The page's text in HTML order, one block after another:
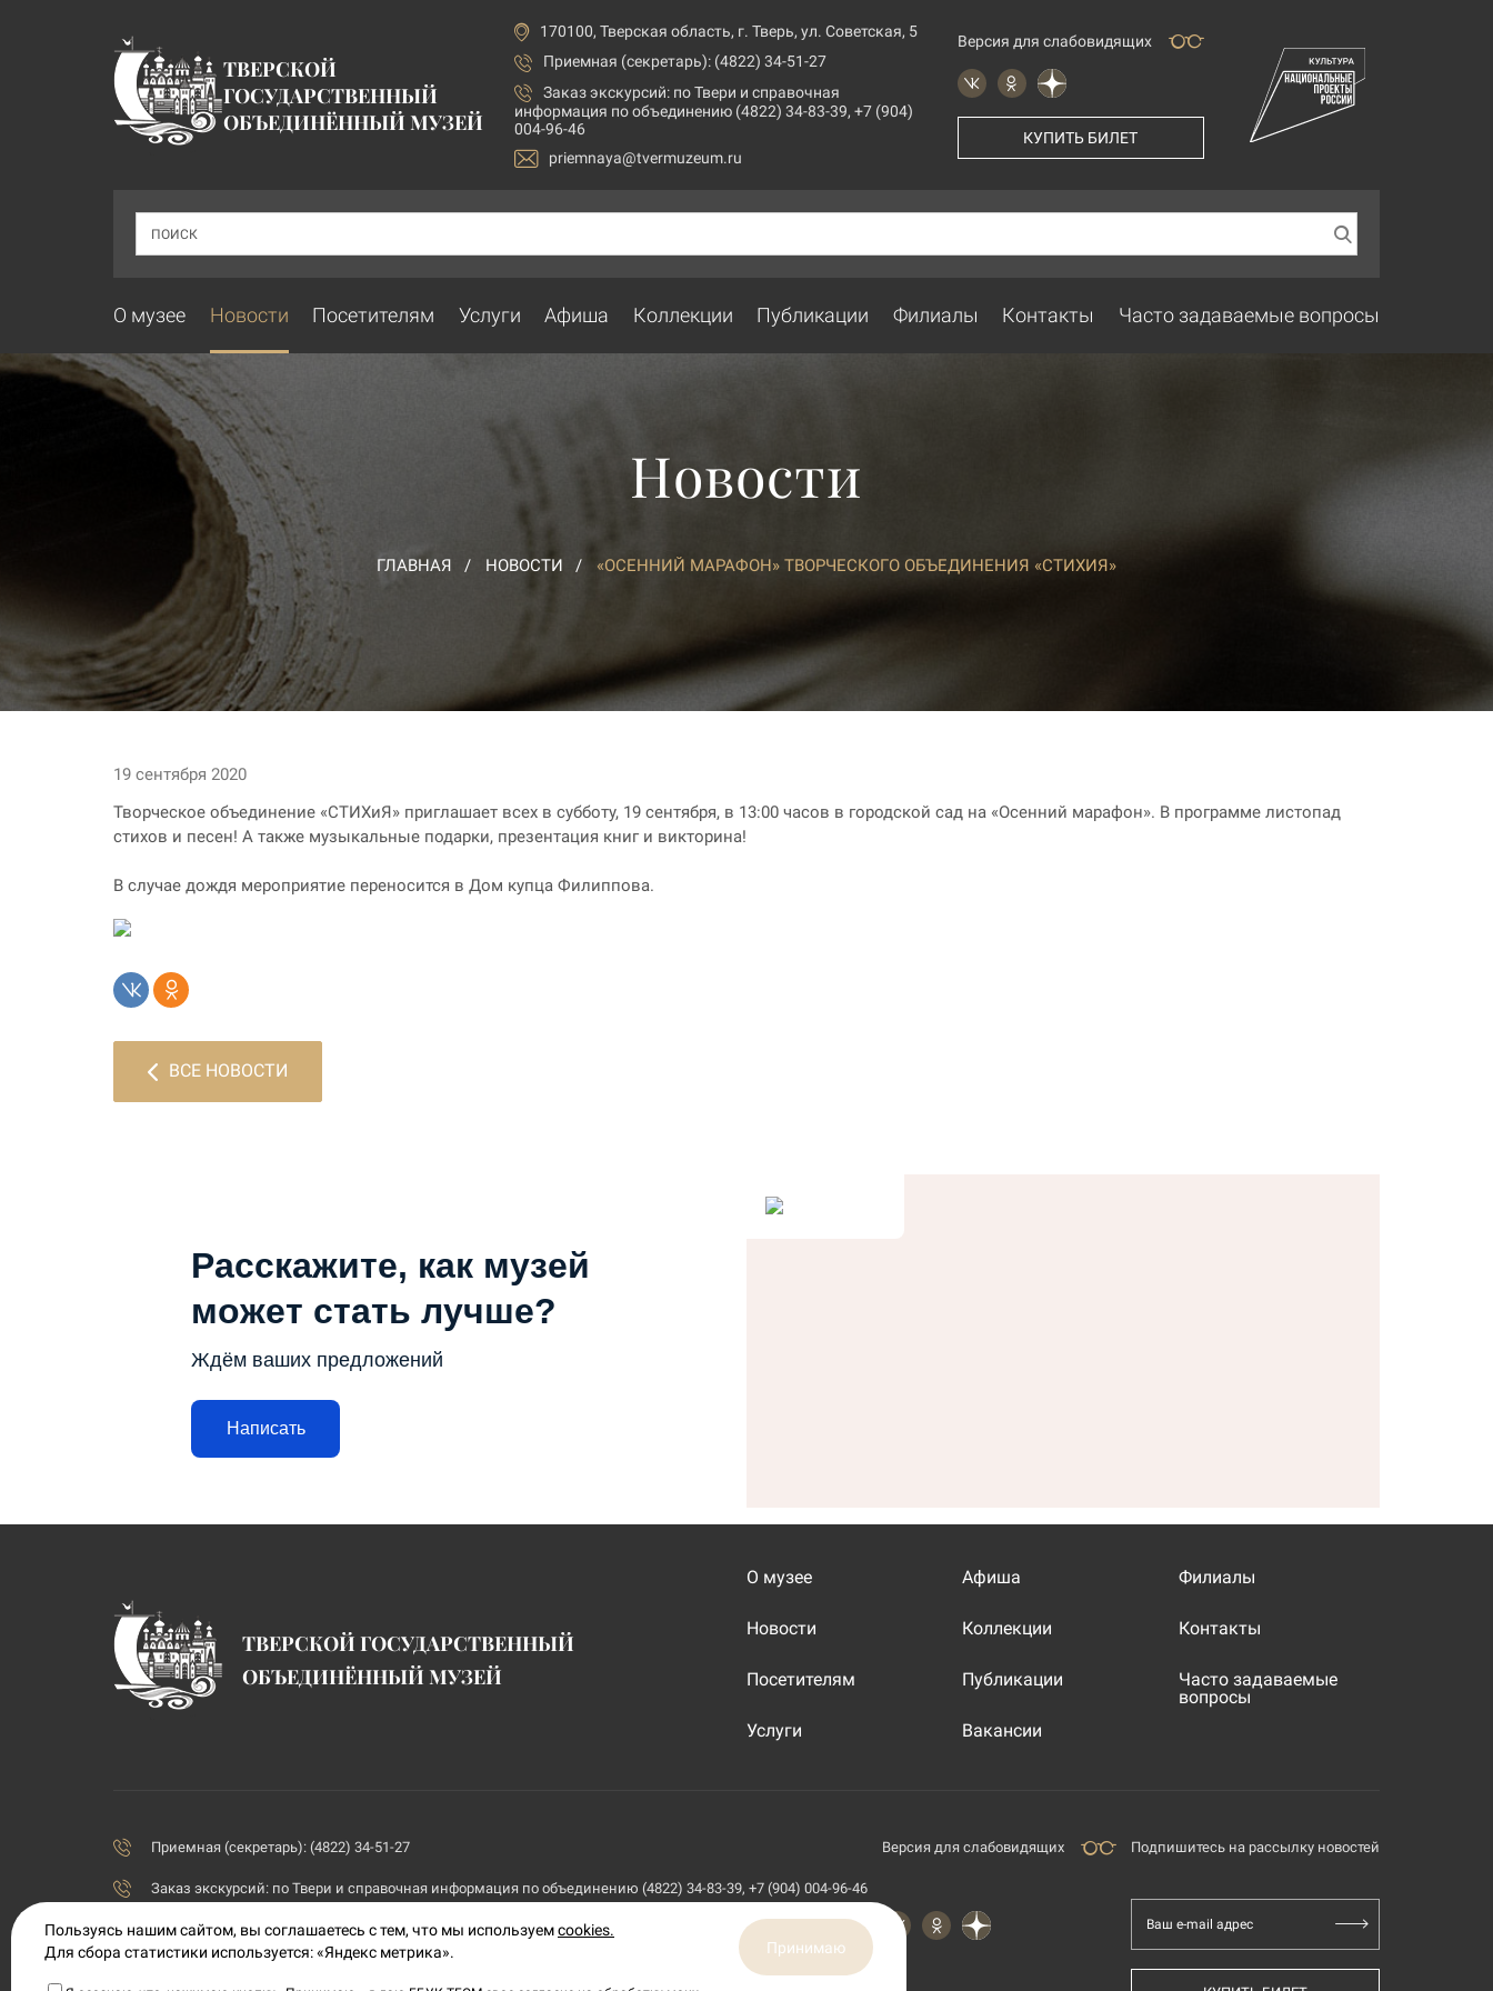
ТВЕРСКОЙ
ГОСУДАРСТВЕННЫЙ
ОБЪЕДИНЁННЫЙ МУЗЕЙ
170100, Тверская область, г. Тверь, ул. Советская, 5
Приемная (секретарь): (4822) 34-51-27
Заказ экскурсий: по Твери и справочная
информация по объединению (4822) 34-83-39, +7 (904)
004-96-46
priemnaya@tvermuzeum.ru
Версия для слабовидящих
КУПИТЬ БИЛЕТ
ПОИСК
О музее Новости Посетителям Услуги Афиша Коллекции Публикации Филиалы Контакты Часто задаваемые вопросы
Новости
ГЛАВНАЯ НОВОСТИ «ОСЕННИЙ МАРАФОН» ТВОРЧЕСКОГО ОБЪЕДИНЕНИЯ «СТИХИЯ»
19 сентября 2020
Творческое объединение «СТИХиЯ» приглашает всех в субботу, 19 сентября, в 13:00 часов в городской сад на «Осенний марафон». В программе листопад
стихов и песен! А также музыкальные подарки, презентация книг и викторина!
В случае дождя мероприятие переносится в Дом купца Филиппова.
ВСЕ НОВОСТИ
Расскажите, как музей
может стать лучше?
Ждём ваших предложений
Написать
ТВЕРСКОЙ ГОСУДАРСТВЕННЫЙ
ОБЪЕДИНЁННЫЙ МУЗЕЙ
О музее
Новости
Посетителям
Услуги
Афиша
Коллекции
Публикации
Вакансии
Филиалы
Контакты
Часто задаваемые
вопросы
Приемная (секретарь): (4822) 34-51-27
Заказ экскурсий: по Твери и справочная информация по объединению (4822) 34-83-39, +7 (904) 004-96-46
priemnaya@tvermuzeum.ru
Версия для слабовидящих Подпишитесь на рассылку новостей
Ваш e-mail адрес
Пользуясь нашим сайтом, вы соглашаетесь с тем, что мы используемcookies.
Для сбора статистики используется: «Яндекс метрика».
Принимаю